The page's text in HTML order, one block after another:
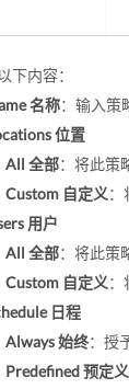
下内容：
名称：输入策
位置
All 全部：将此策
Custom 自定义：
用户
All 全部：将此策
Custom 自定义：
日程
Always 始终：授
Predefined 预定义